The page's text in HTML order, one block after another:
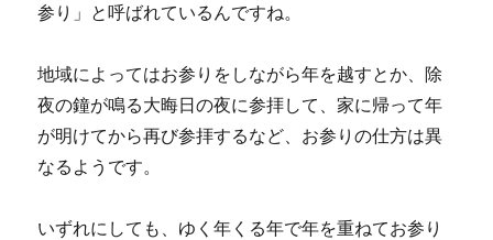
参り」と呼ばれているんですね。
地域によってはお参りをしながら年を越すとか、除
夜の鐘が鳴る大晦日の夜に参拝して、家に帰って年
が明けてから再び参拝するなど、お参りの仕方は異
なるようです。
いずれにしても、ゆく年くる年で年を重ねてお参り